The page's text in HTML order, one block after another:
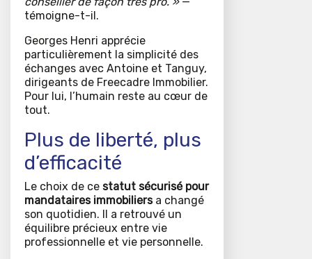
témoigne-t-il.
Georges Henri apprécie
particulièrement la simplicité des
échanges avec Antoine et Tanguy,
dirigeants de Freecadre Immobilier.
Pour lui, l’humain reste au cœur de
tout.
Plus de liberté, plus
d’efficacité
Le choix de ce statut sécurisé pour
mandataires immobiliersa changé
son quotidien. Il a retrouvé un
équilibre précieux entre vie
professionnelle et vie personnelle.